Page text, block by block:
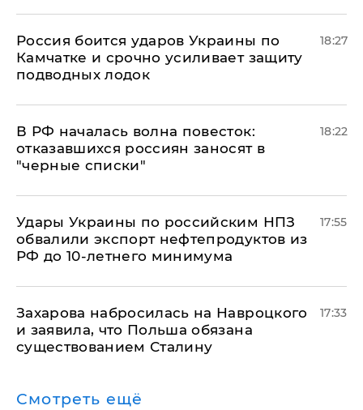
Россия боится ударов Украины по
Камчатке и срочно усиливает защиту
подводных лодок
18:27
​В РФ началась волна повесток:
отказавшихся россиян заносят в
"черные списки"
18:22
Удары Украины по российским НПЗ
обвалили экспорт нефтепродуктов из
РФ до 10-летнего минимума
17:55
​Захарова набросилась на Навроцкого
и заявила, что Польша обязана
существованием Сталину
17:33
Смотреть ещё